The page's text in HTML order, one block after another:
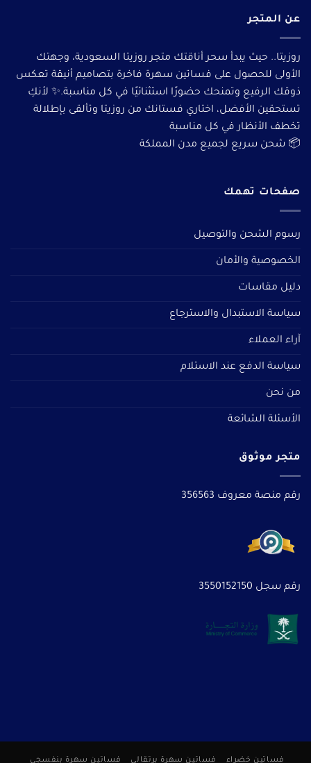
عن المتجر
روزيتا.. حيث يبدأ سحر أناقتك متجر روزيتا السعودية، وجهتك
الأولى للحصول على فساتين سهرة فاخرة بتصاميم أنيقة تعكس
ذوقك الرفيع وتمنحك حضورًا استثنائيًا في كل مناسبة.✨ لأنكِ
تستحقين الأفضل، اختاري فستانك من روزيتا وتألقى بإطلالة
تخطف الأنظار في كل مناسبة
📦 شحن سريع لجميع مدن المملكة
صفحات تهمك
رسوم الشحن والتوصيل
الخصوصية والأمان
دليل مقاسات
سياسة الاستبدال والاسترجاع
آراء العملاء
سياسة الدفع عند الاستلام
من نحن
الأسئلة الشائعة
متجر موثوق
رقم منصة معروف 356563
رقم سجل 3550152150
فساتين خضراء فساتين سهرة برتقالى فساتين سهرة بنفسجى